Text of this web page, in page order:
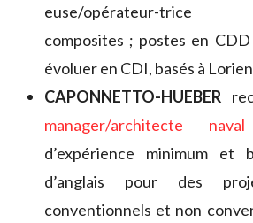
euse/opérateur-
composites ; postes en
évoluer en CDI, basés à
CAPONNETTO-HUEBER
manager/architecte naval
d’expérience minimum et
d’anglais pour des
conventionnels et non